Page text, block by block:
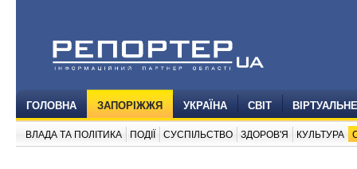
ГОЛОВНА ЗАПОРІЖЖЯ УКРАЇНА СВІТ
ВЛАДА ТА ПОЛІТИКА ПОДІЇ СУСПІЛЬСТВО ЗДОРОВ'Я КУЛЬТУРА